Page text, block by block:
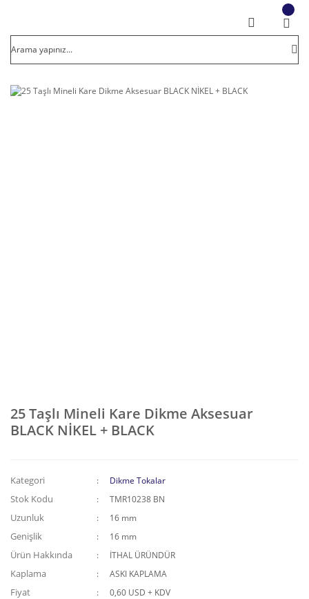
25 Taşlı Mineli Kare Dikme Aksesuar
BLACK NİKEL + BLACK
Kategori Dikme Tokalar
Stok Kodu TMR10238 BN
Uzunluk 16 mm
Genişlik 16 mm
Ürün Hakkında İTHAL ÜRÜNDÜR
Kaplama ASKI KAPLAMA
Fiyat 0,60 USD + KDV